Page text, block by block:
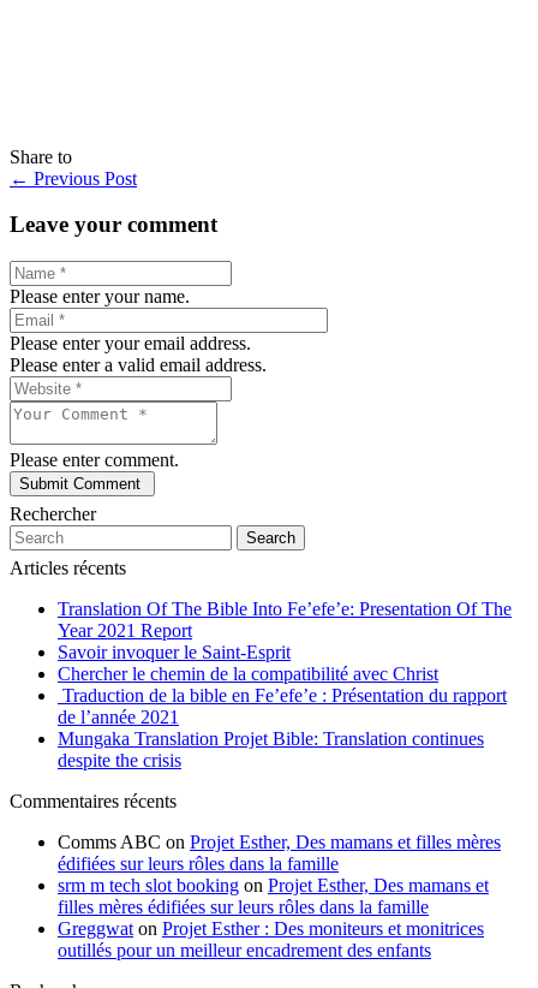
Share to
← Previous Post
Leave your comment
Please enter your name.
Please enter your email address.
Please enter a valid email address.
Please enter comment.
Rechercher
Search
Articles récents
Translation Of The Bible Into Fe’efe’e: Presentation Of The
Year 2021 Report
Savoir invoquer le Saint-Esprit
Chercher le chemin de la compatibilité avec Christ
Traduction de la bible en Fe’efe’e : Présentation du rapport
de l’année 2021
Mungaka Translation Projet Bible: Translation continues
despite the crisis
Commentaires récents
Comms ABC on Projet Esther, Des mamans et filles mères
édifiées sur leurs rôles dans la famille
srm m tech slot booking on Projet Esther, Des mamans et
filles mères édifiées sur leurs rôles dans la famille
Greggwat on Projet Esther : Des moniteurs et monitrices
outillés pour un meilleur encadrement des enfants